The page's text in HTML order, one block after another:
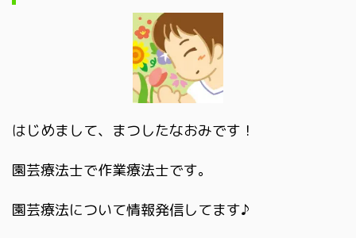
はじめまして、まつしたなおみです！
園芸療法士で作業療法士です。
園芸療法について情報発信してます♪